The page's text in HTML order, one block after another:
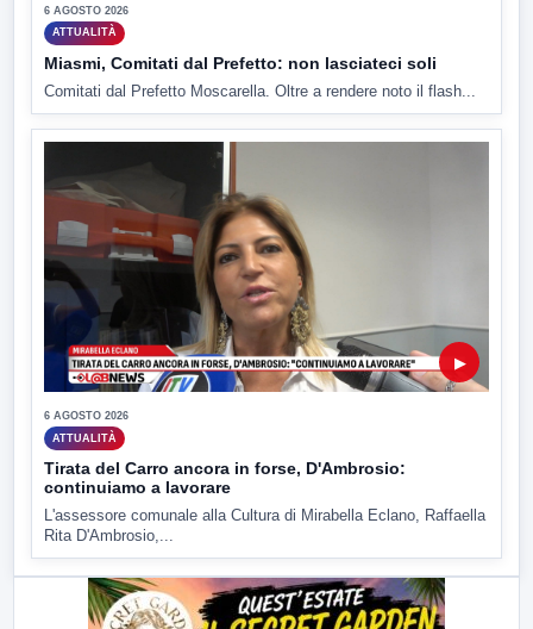
6 AGOSTO 2026
ATTUALITÀ
Miasmi, Comitati dal Prefetto: non lasciateci soli
Comitati dal Prefetto Moscarella. Oltre a rendere noto il flash...
▶
6 AGOSTO 2026
ATTUALITÀ
Tirata del Carro ancora in forse, D'Ambrosio:
continuiamo a lavorare
L'assessore comunale alla Cultura di Mirabella Eclano, Raffaella
Rita D'Ambrosio,...